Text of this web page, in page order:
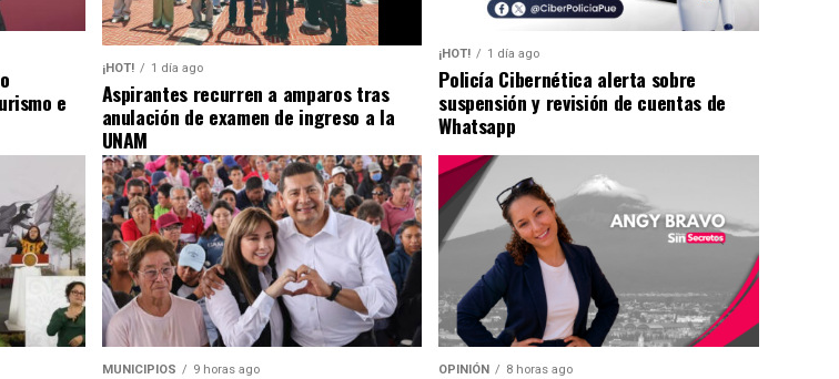
e
¡HOT! 1 día ago
Aspirantes recurren a amparos tras
anulación de examen de ingreso a la
UNAM
¡HOT! 1 día ago
Policía Cibernética alerta sobre
suspensión y revisión de cuentas de
Whatsapp
MUNICIPIOS 9 horas ago OPINIÓN 8 horas ago